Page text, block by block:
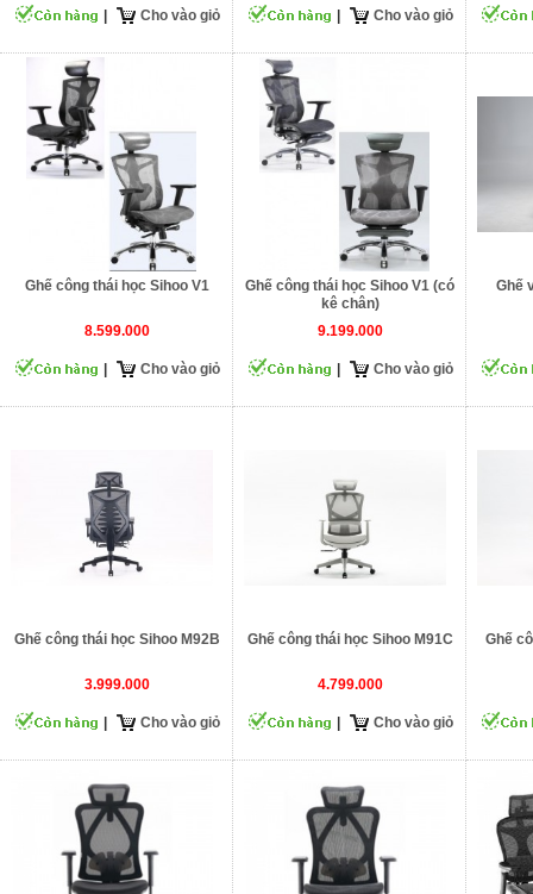
Cho vào giỏ Cho vào giỏ
Ghế công thái học Sihoo V1
8.599.000
Cho vào giỏ
Ghế công thái học Sihoo V1 (có
kê chân)
9.199.000
Cho vào giỏ
Ghế
Ghế công thái học Sihoo M92B
3.999.000
Cho vào giỏ
Ghế công thái học Sihoo M91C
4.799.000
Cho vào giỏ
Ghế